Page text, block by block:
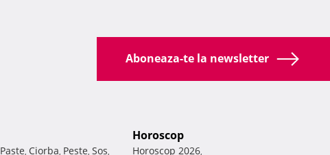
Aboneaza-te la newsletter
Paste, Ciorba, Peste, Sos,
Horoscop
Horoscop 2026,